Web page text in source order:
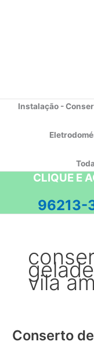
Instalação -
CLIQUE E
96213-
vila
Conserto